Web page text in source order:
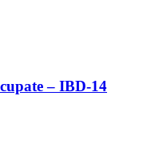
– IBD-14